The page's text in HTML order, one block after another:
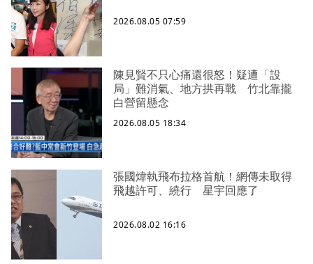
2026.08.05 07:59
陳見賢不只心痛還很怒！疑遭「設
局」難消氣、地方拱再戰 竹北靠攏
白營留懸念
2026.08.05 18:34
張國煒執飛布拉格首航！網傳未取得
飛越許可、繞行 星宇回應了
2026.08.02 16:16